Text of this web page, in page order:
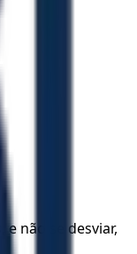
e não se desviar,